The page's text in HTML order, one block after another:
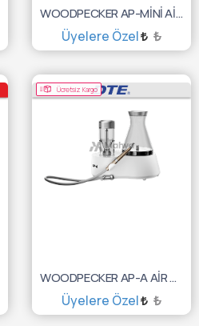
WOODPECKER AP-MİNİ AİR POLİSHER CİHAZI
Üyelere Özel ₺
SEPETE EKLE
Ücretsiz Kargo
WOODPECKER AP-A AİR POLİSHER CİHAZI
Üyelere Özel ₺